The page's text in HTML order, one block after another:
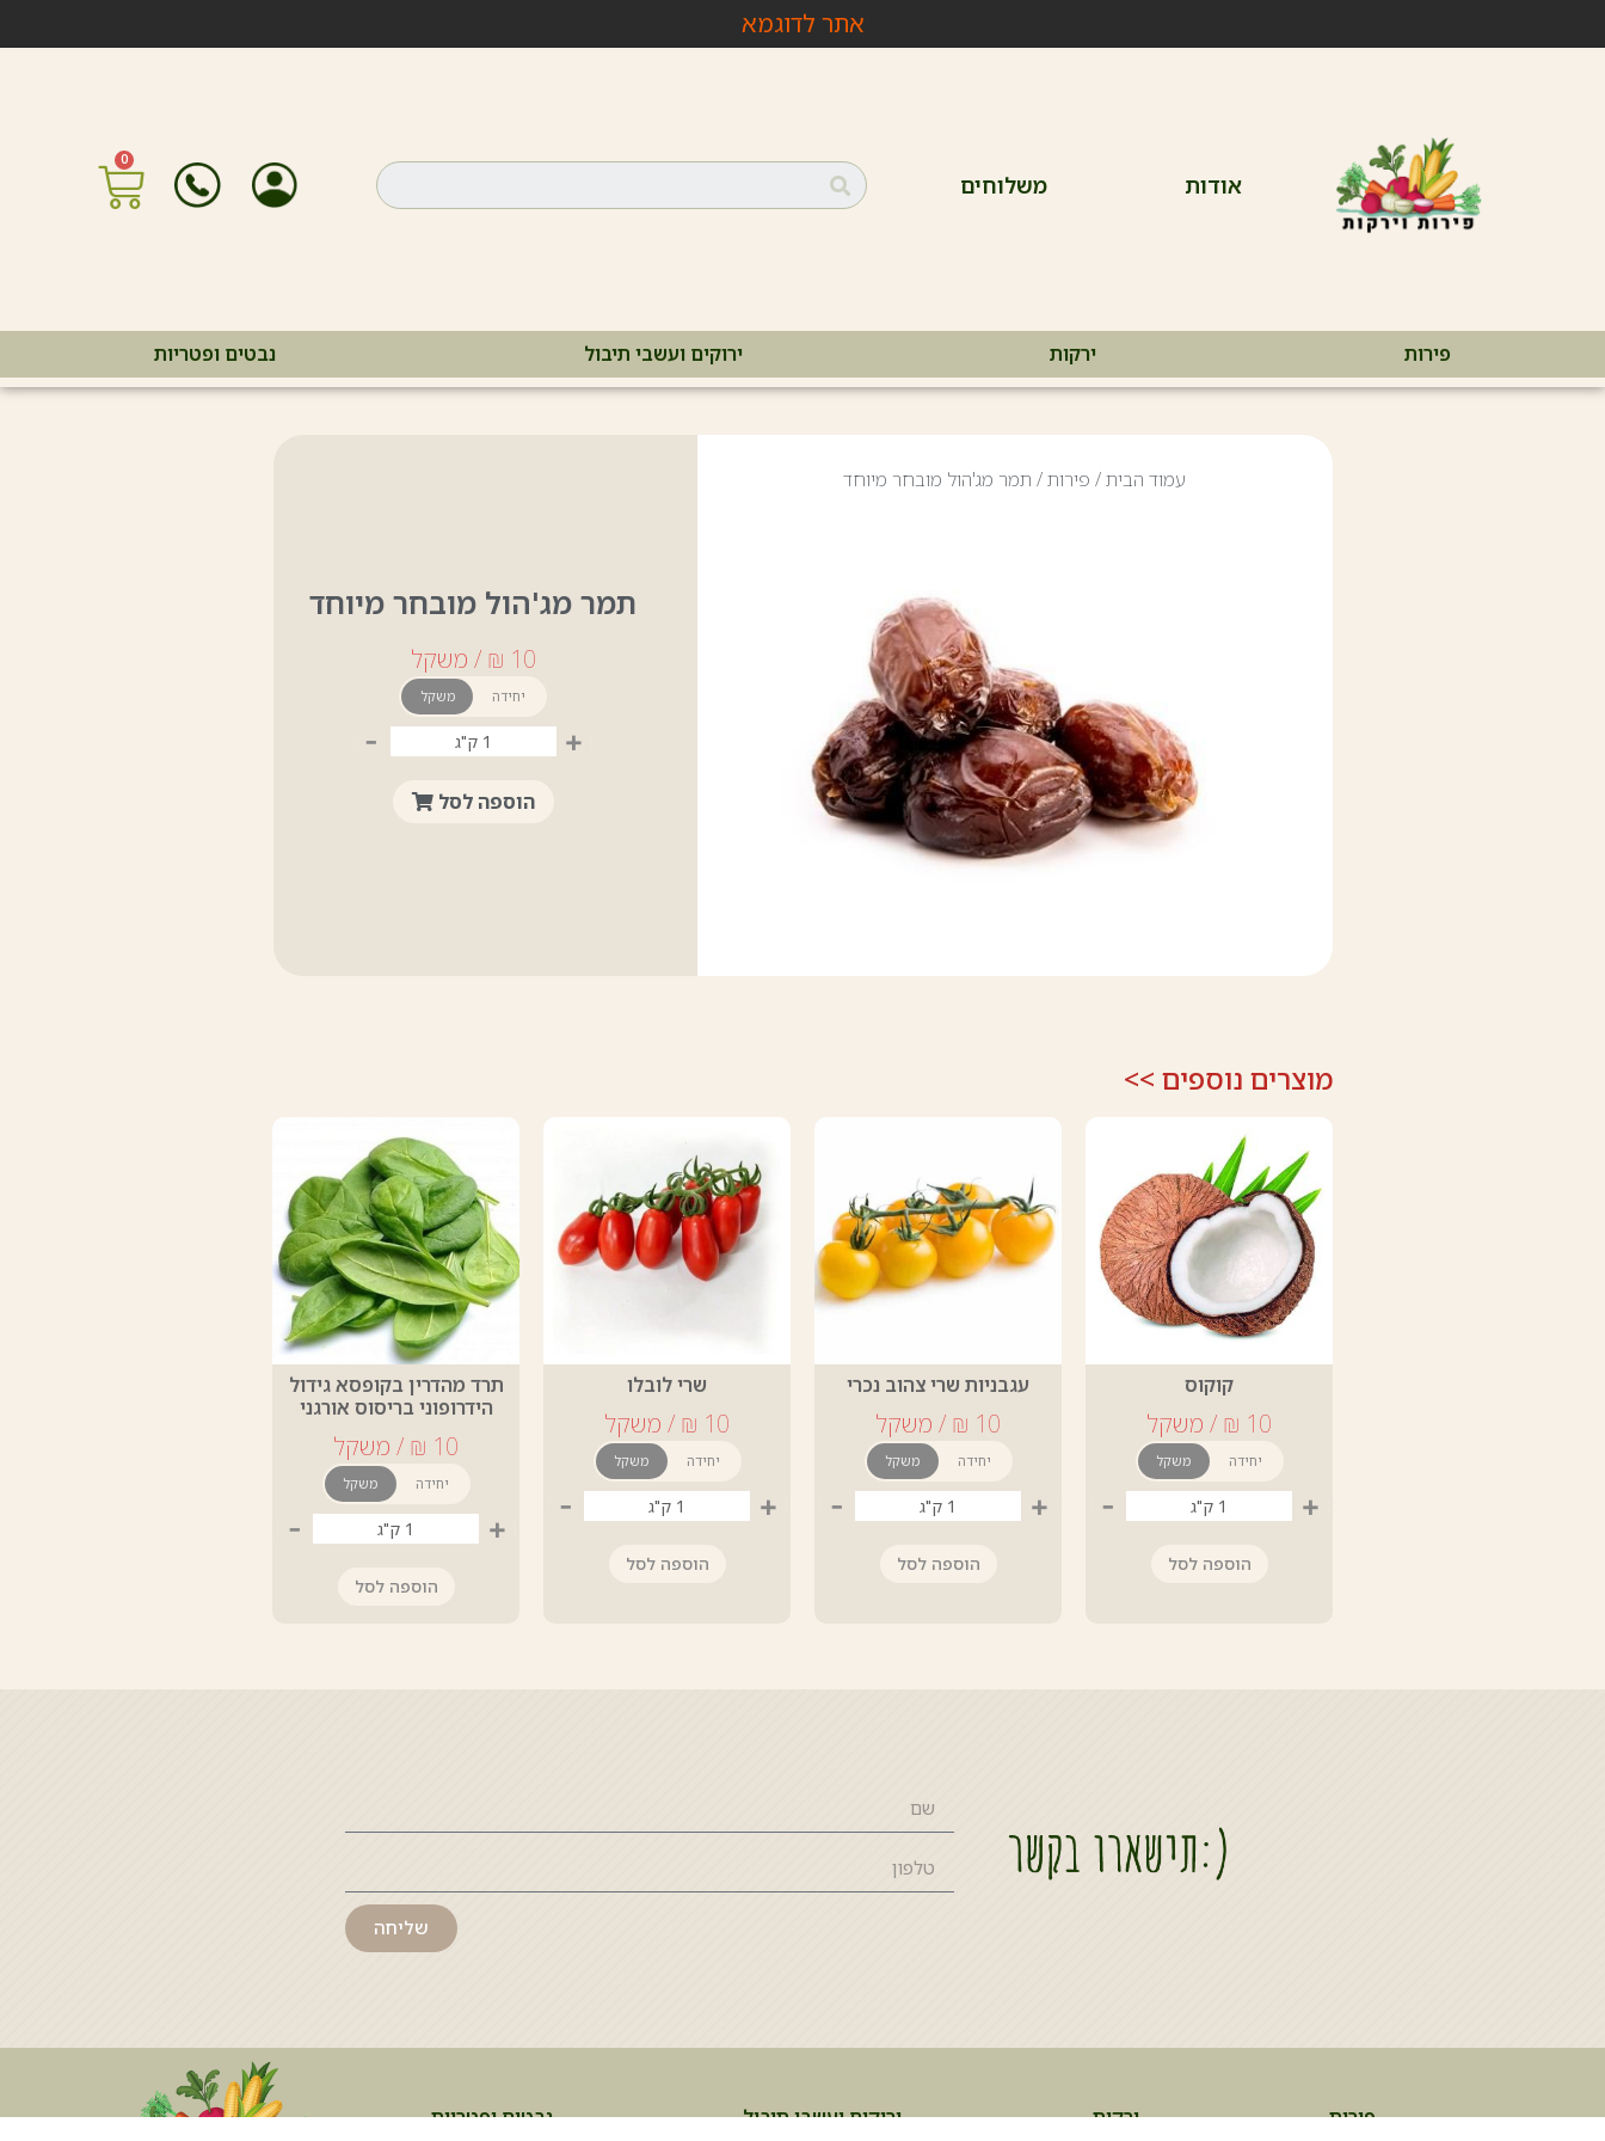
אתר לדוגמא
אודות משלוחים
פירות ירקות ירוקים ועשבי תיבול נבטים ופטריות
עמוד הבית/ פירות/ תמר מג'הול מובחר מיוחד
תמר מג'הול מובחר מיוחד
משקל יחידה
+
-
הוספה לסל
מוצרים נוספים >>
קוקוס
משקל יחידה
+
-
הוספה לסל
עגבניות שרי צהוב נכרי
משקל יחידה
+
-
הוספה לסל
שרי לובלו
משקל יחידה
+
-
הוספה לסל
תרד מהדרין בקופסא גידול
הידרופוני בריסוס אורגני
משקל יחידה
+
-
הוספה לסל
שליחה
פירות ירקות ירוקים ועשבי תיבול נבטים ופטריות